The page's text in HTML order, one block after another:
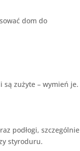
dom do
zużyte – wymień je.
podłogi, szczególnie
styroduru.